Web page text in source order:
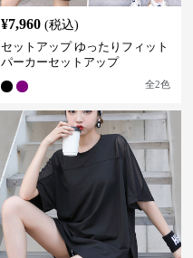
¥7,960 (税込)
セットアップ ゆったりフィット
パーカーセットアップ
全2色